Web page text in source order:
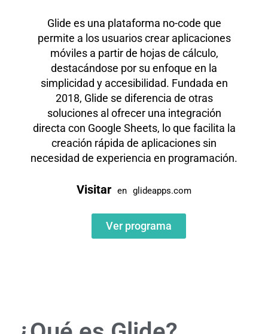
Glide es una plataforma no-code que
permite a los usuarios crear aplicaciones
móviles a partir de hojas de cálculo,
destacándose por su enfoque en la
simplicidad y accesibilidad. Fundada en
2018, Glide se diferencia de otras
soluciones al ofrecer una integración
directa con Google Sheets, lo que facilita la
creación rápida de aplicaciones sin
necesidad de experiencia en programación.
Visitar en glideapps.com
Ver programa